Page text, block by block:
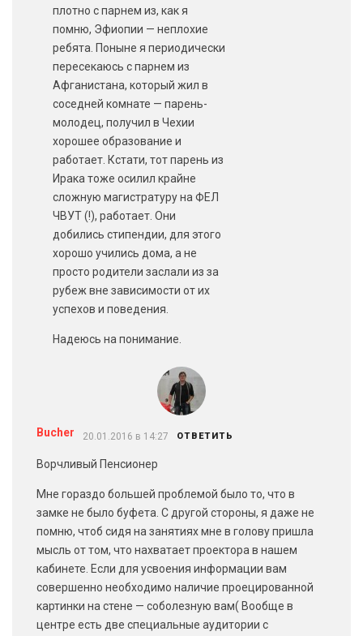
плотно с парнем из, как я
помню, Эфиопии — неплохие
ребята. Поныне я периодически
пересекаюсь с парнем из
Афганистана, который жил в
соседней комнате — парень-
молодец, получил в Чехии
хорошее образование и
работает. Кстати, тот парень из
Ирака тоже осилил крайне
сложную магистратуру на ФЕЛ
ЧВУТ (!), работает. Они
добились стипендии, для этого
хорошо учились дома, а не
просто родители заслали из за
рубеж вне зависимости от их
успехов и поведения.
Надеюсь на понимание.
Bucher 20.01.2016 в 14:27 ОТВЕТИТЬ
Ворчливый Пенсионер
Мне гораздо большей проблемой было то, что в
замке не было буфета. С другой стороны, я даже не
помню, чтоб сидя на занятиях мне в голову пришла
мысль от том, что нахватает проектора в нашем
кабинете. Если для усвоения информации вам
совершенно необходимо наличие проецированной
картинки на стене — соболезную вам( Вообще в
центре есть две специальные аудитории с